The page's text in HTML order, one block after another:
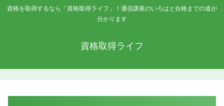
資格を取得するなら「資格取得ライフ」！通信講座のいろはと合格までの道が
分かります
資格取得ライフ